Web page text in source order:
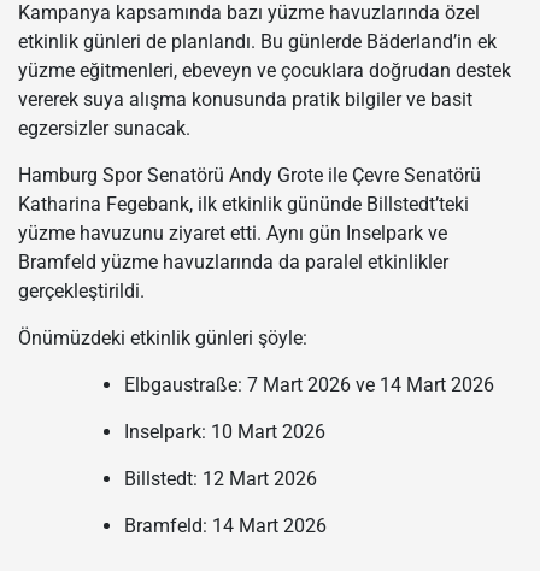
Kampanya kapsamında bazı yüzme havuzlarında özel
etkinlik günleri de planlandı. Bu günlerde Bäderland’in ek
yüzme eğitmenleri, ebeveyn ve çocuklara doğrudan destek
vererek suya alışma konusunda pratik bilgiler ve basit
egzersizler sunacak.
Hamburg Spor Senatörü Andy Grote ile Çevre Senatörü
Katharina Fegebank, ilk etkinlik gününde Billstedt’teki
yüzme havuzunu ziyaret etti. Aynı gün Inselpark ve
Bramfeld yüzme havuzlarında da paralel etkinlikler
gerçekleştirildi.
Önümüzdeki etkinlik günleri şöyle:
Elbgaustraße: 7 Mart 2026 ve 14 Mart 2026
Inselpark: 10 Mart 2026
Billstedt: 12 Mart 2026
Bramfeld: 14 Mart 2026